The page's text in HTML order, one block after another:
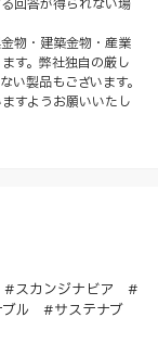
回答が得られない場
物・建築金物・産業
す。弊社独自の厳し
い製品もございます。
すようお願いいたし
スカンジナビア #
ル #サステナブ